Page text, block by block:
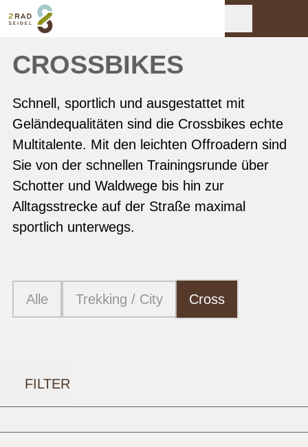
CROSSBIKES
Schnell, sportlich und ausgestattet mit
Geländequalitäten sind die Crossbikes echte
Multitalente. Mit den leichten Offroadern sind
Sie von der schnellen Trainingsrunde über
Schotter und Waldwege bis hin zur
Alltagsstrecke auf der Straße maximal
sportlich unterwegs.
Alle Trekking / City Cross
FILTER